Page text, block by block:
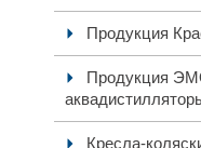
Продукция
Продукция
Кресла-